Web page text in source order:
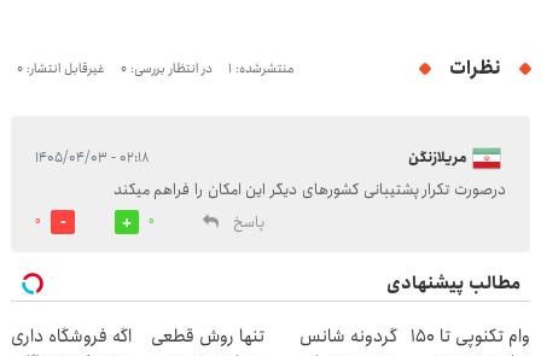
نظرات منتشرشده: 1 در انتظار بررسی: 0 غیرقابل انتشار: 0
مریلازنگن ۰۲:۱۸ - ۱۴۰۵/۰۴/۰۳
درصورت تکرار پشتیبانی کشورهای دیگر این امکان را فراهم میکند
پاسخ
0
0
مطالب پیشنهادی
وام تکنوپی تا ۱۵۰ گردونه شانس
تنها روش قطعی
اگه فروشگاه داری